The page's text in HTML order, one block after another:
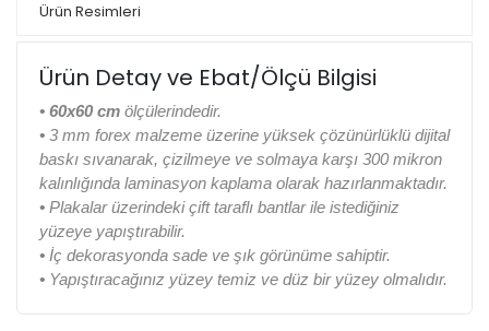
Ürün Resimleri
Ürün Detay ve Ebat/Ölçü Bilgisi
• 60x60 cm ölçülerindedir.
• 3 mm forex malzeme üzerine yüksek çözünürlüklü dijital
baskı sıvanarak, çizilmeye ve solmaya karşı 300 mikron
kalınlığında laminasyon kaplama olarak hazırlanmaktadır.
• Plakalar üzerindeki çift taraflı bantlar ile istediğiniz
yüzeye yapıştırabilir.
• İç dekorasyonda sade ve şık görünüme sahiptir.
• Yapıştıracağınız yüzey temiz ve düz bir yüzey olmalıdır.